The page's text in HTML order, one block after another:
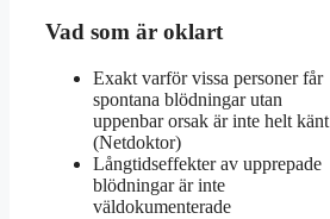
Vad som är oklart
Exakt varför vissa personer får
spontana blödningar utan
uppenbar orsak är inte helt känt
(Netdoktor)
Långtidseffekter av upprepade
blödningar är inte
väldokumenterade